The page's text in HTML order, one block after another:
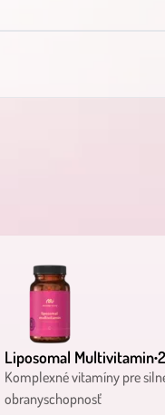
Liposomal Multivitamin•
Komplexné vitamíny pre
obranyschopnosť